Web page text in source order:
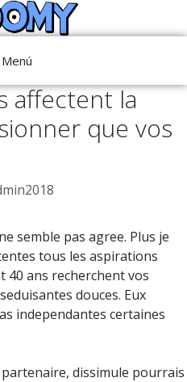
Menú
affectent la
que vos
semble pas agree. Plus je
tous les aspirations
40 ans recherchent vos
douces. Eux
independantes certaines
dissimule pourrais